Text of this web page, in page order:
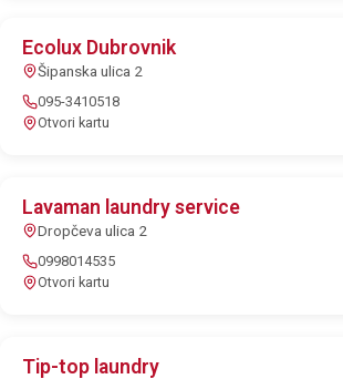
Ecolux Dubrovnik
Šipanska ulica 2
095-3410518
Otvori kartu
Lavaman laundry service
Dropčeva ulica 2
0998014535
Otvori kartu
Tip-top laundry